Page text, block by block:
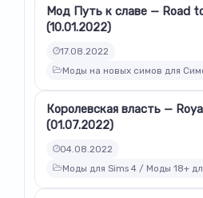
Мод Путь к славе — Road
(10.01.2022)
17.08.2022
Моды на новых симов для
Королевская власть —
(01.07.2022)
04.08.2022
Моды для Sims 4 / Моды 18+